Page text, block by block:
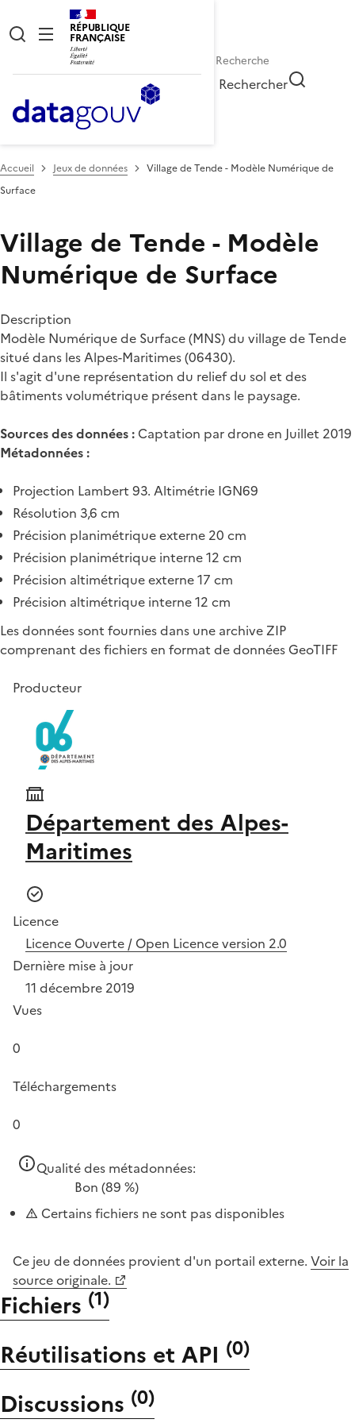
RÉPUBLIQUE
FRANÇAISE
Rechercher
Accueil Jeux de données
Village de Tende - Modèle Numérique de
Surface
Village de Tende - Modèle
Numérique de Surface
Description
Modèle Numérique de Surface (MNS) du village de Tende
situé dans les Alpes-Maritimes (06430).
Il s'agit d'une représentation du relief du sol et des
bâtiments volumétrique présent dans le paysage.
Sources des données : Captation par drone en Juillet 2019
Métadonnées :
Projection Lambert 93. Altimétrie IGN69
Résolution 3,6 cm
Précision planimétrique externe 20 cm
Précision planimétrique interne 12 cm
Précision altimétrique externe 17 cm
Précision altimétrique interne 12 cm
Les données sont fournies dans une archive ZIP
comprenant des fichiers en format de données GeoTIFF
Producteur
Département des Alpes-
Maritimes
Licence
Licence Ouverte / Open Licence version 2.0
Dernière mise à jour
11 décembre 2019
Vues
0
Téléchargements
0
Qualité des métadonnées:
Bon (89 %)
Certains fichiers ne sont pas disponibles
Ce jeu de données provient d'un portail externe. Voir la
source originale.
Fichiers (1)
Réutilisations et API (0)
Discussions (0)